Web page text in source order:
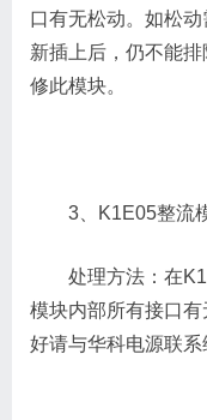
口有无松动。如松
新插上后，仍不能
修此模块。
3、K1E05整流
处理方法：在
模块内部所有接口
好请与华科电源联系